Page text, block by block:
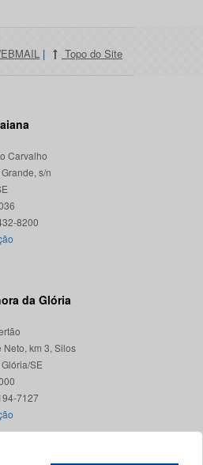
| Topo do Site
Carvalho
s/n
da Glória
km 3, Silos
SE
Contato +55 79 3194-7127